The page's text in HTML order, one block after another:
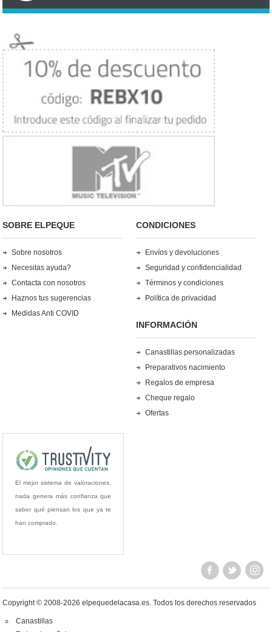
SOBRE ELPEQUE
Sobre nosotros
Necesitas ayuda?
Contacta con nosotros
Haznos tus sugerencias
Medidas Anti COVID
CONDICIONES
Envíos y devoluciones
Seguridad y confidencialidad
Términos y condiciones
Política de privacidad
INFORMACIÓN
Canastillas personalizadas
Preparativos nacimiento
Regalos de empresa
Cheque regalo
Ofertas
El mejor sistema de valoraciones,
nada genera más confianza que
saber qué piensan los que ya te
han comprado.
Copyright © 2008-2026 elpequedelacasa.es.Todos los derechos reservados
Canastillas